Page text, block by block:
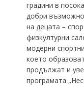
градини в
добри
на децата –
физкултурни
модерни
което
продължат и
програмата